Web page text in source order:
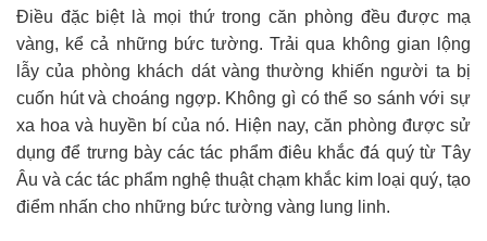
Điều đặc biệt là mọi thứ trong căn phòng đều được mạ
vàng, kể cả những bức tường. Trải qua không gian lộng
lẫy của phòng khách dát vàng thường khiến người ta bị
cuốn hút và choáng ngợp. Không gì có thể so sánh với sự
xa hoa và huyền bí của nó. Hiện nay, căn phòng được sử
dụng để trưng bày các tác phẩm điêu khắc đá quý từ Tây
Âu và các tác phẩm nghệ thuật chạm khắc kim loại quý, tạo
điểm nhấn cho những bức tường vàng lung linh.